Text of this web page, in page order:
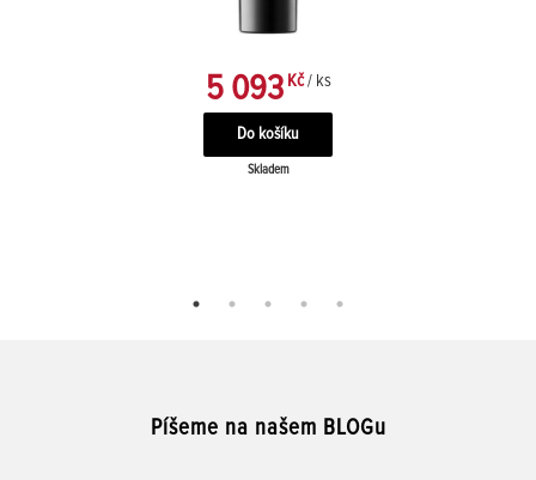
5 093Kč / ks
Skladem
Píšeme na našem BLOGu